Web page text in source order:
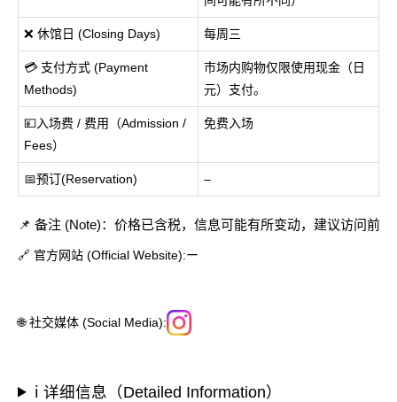
❌ 休馆日 (Closing Days) 每周三
💳 支付方式 (Payment
Methods)
市场内购物仅限使用现金（日
元）支付。
💴入场费 / 费用（Admission /
Fees）
免费入场
📅预订(Reservation) –
📌 备注 (Note)：价格已含税，信息可能有所变动，建议访问前确
🔗 官方网站 (Official Website):ー
🌐 社交媒体 (Social Media):
ℹ️ 详细信息（Detailed Information）